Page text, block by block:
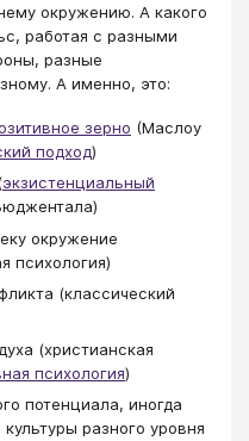
окружению. А какого
работая с разными
разные
А именно, это:
зерно (Маслоу
подход)
экзистенциальный
окружение
психология)
(классический
(христианская
психология)
потенциала, иногда
разного уровня